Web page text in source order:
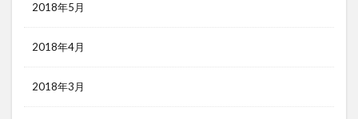
2018年5月
2018年4月
2018年3月